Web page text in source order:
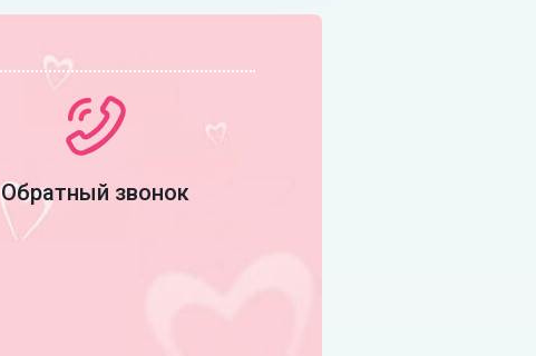
Обратный звонок